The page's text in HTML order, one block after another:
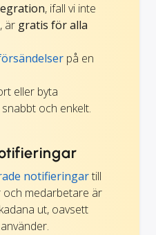
, ifall vi inte
är gratis för alla
på en
eller byta
och enkelt.
notifieringartill
och medarbetare är
ut, oavsett